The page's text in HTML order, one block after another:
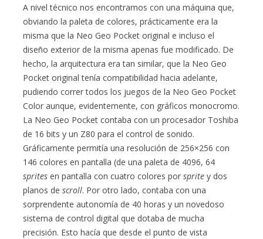
A nivel técnico nos encontramos con una máquina que,
obviando la paleta de colores, prácticamente era la
misma que la Neo Geo Pocket original e incluso el
diseño exterior de la misma apenas fue modificado. De
hecho, la arquitectura era tan similar, que la Neo Geo
Pocket original tenía compatibilidad hacia adelante,
pudiendo correr todos los juegos de la Neo Geo Pocket
Color aunque, evidentemente, con gráficos monocromo.
La Neo Geo Pocket contaba con un procesador Toshiba
de 16 bits y un Z80 para el control de sonido.
Gráficamente permitía una resolución de 256×256 con
146 colores en pantalla (de una paleta de 4096, 64
sprites en pantalla con cuatro colores porsprite y dos
planos descroll. Por otro lado, contaba con una
sorprendente autonomía de 40 horas y un novedoso
sistema de control digital que dotaba de mucha
precisión. Esto hacía que desde el punto de vista